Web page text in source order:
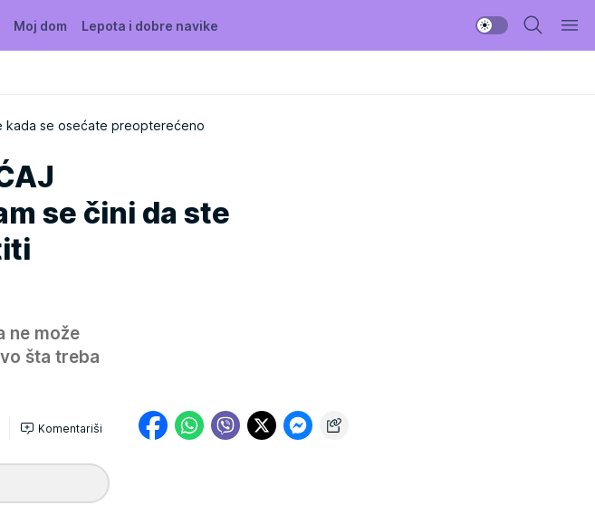
Moj dom Lepota i dobre navike
kada se osećate preopterećeno
se čini da ste
ne može
šta treba
Komentariši